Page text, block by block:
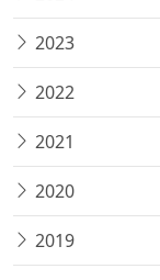
2023
2022
2021
2020
2019